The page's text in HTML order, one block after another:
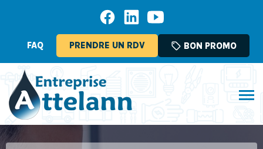
FAQ PRENDRE UN RDV sell BON PROMO